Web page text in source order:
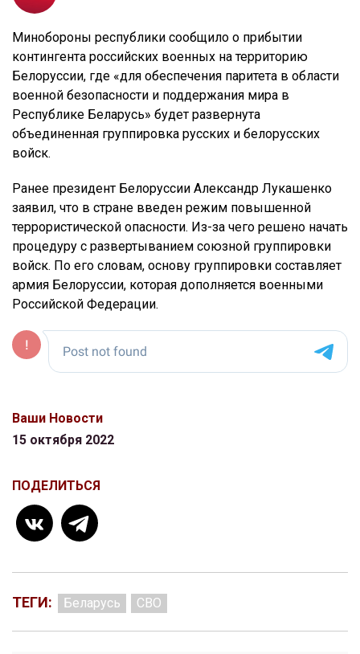
Минобороны республики сообщило о прибытии
контингента российских военных на территорию
Белоруссии, где «для обеспечения паритета в области
военной безопасности и поддержания мира в
Республике Беларусь» будет развернута
объединенная группировка русских и белорусских
войск.
Ранее президент Белоруссии Александр Лукашенко
заявил, что в стране введен режим повышенной
террористической опасности. Из-за чего решено начать
процедуру с развертыванием союзной группировки
войск. По его словам, основу группировки составляет
армия Белоруссии, которая дополняется военными
Российской Федерации.
Ваши Новости
15 октября 2022
ПОДЕЛИТЬСЯ
ТЕГИ: Беларусь СВО